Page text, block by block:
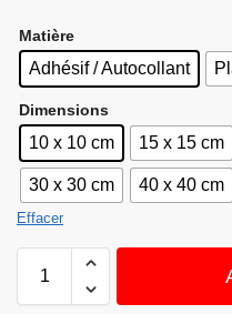
Matière
Adhésif / Autocollant
Dimensions
10 x 10 cm 15 x 15 cm
30 x 30 cm 40 x 40 cm
Effacer